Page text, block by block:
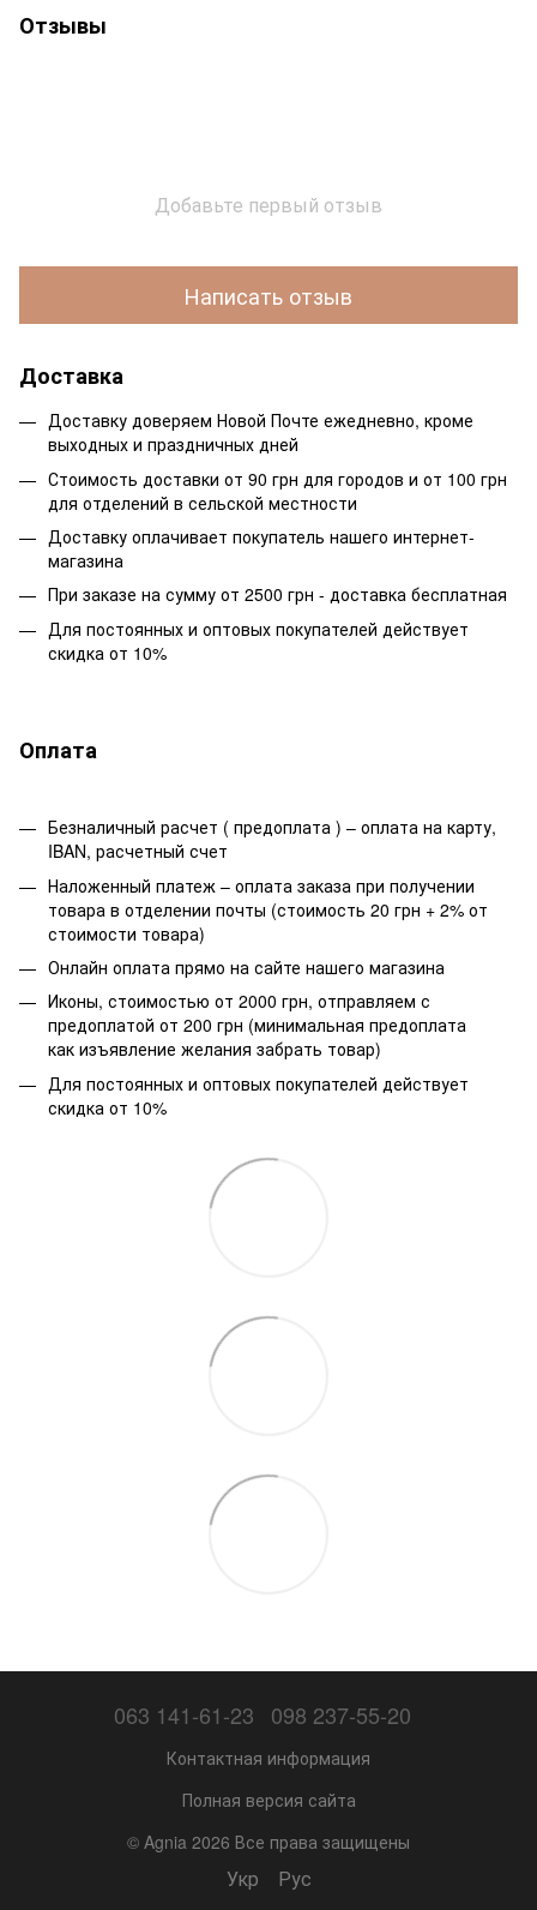
Отзывы
Добавьте первый отзыв
Написать отзыв
Доставка
Доставку доверяем Новой Почте ежедневно, кроме
выходных и праздничных дней
Стоимость доставки от 90 грн для городов и от 100 грн
для отделений в сельской местности
Доставку оплачивает покупатель нашего интернет-
магазина
При заказе на сумму от 2500 грн - доставка бесплатная
Для постоянных и оптовых покупателей действует
скидка от 10%
Оплата
Безналичный расчет ( предоплата ) – оплата на карту,
IBAN, расчетный счет
Наложенный платеж – оплата заказа при получении
товара в отделении почты (стоимость 20 грн + 2% от
стоимости товара)
Онлайн оплата прямо на сайте нашего магазина
Иконы, стоимостью от 2000 грн, отправляем с
предоплатой от 200 грн (минимальная предоплата
как изъявление желания забрать товар)
Для постоянных и оптовых покупателей действует
скидка от 10%
063 141-61-23 098 237-55-20
Контактная информация
Полная версия сайта
© Agnia 2026 Все права защищены
Укр Рус